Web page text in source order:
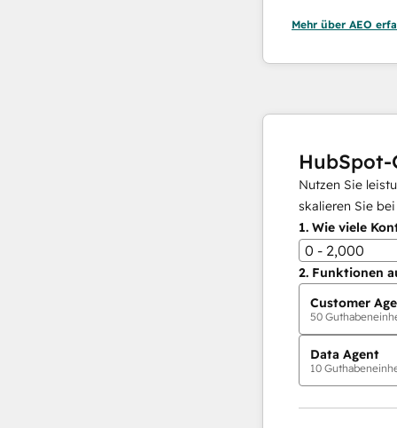
Mehr über AEO
HubSpot-
Nutzen Sie
skalieren Sie
1. Wie viele
0 - 2,000
2. Funktionen
Customer
50
Data Agent
10